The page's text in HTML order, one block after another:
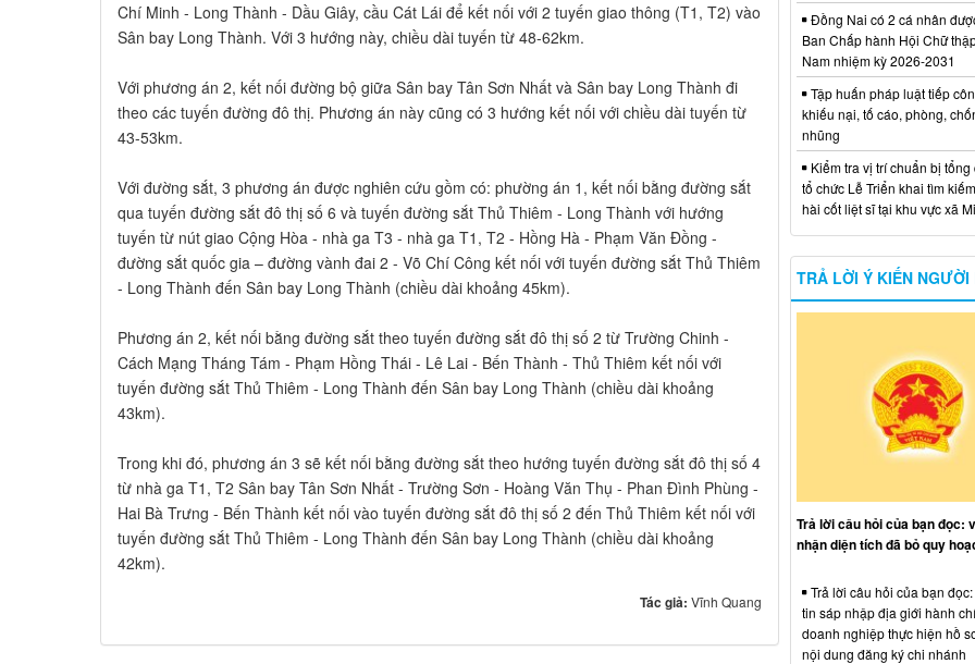
Chí Minh - Long Thành - Dầu Giây, cầu Cát Lái để kết nối với 2 tuyến giao thông (T1, T2) vào
Sân bay Long Thành. Với 3 hướng này, chiều dài tuyến từ 48-62km.
Với phương án 2, kết nối đường bộ giữa Sân bay Tân Sơn Nhất và Sân bay Long Thành đi
theo các tuyến đường đô thị. Phương án này cũng có 3 hướng kết nối với chiều dài tuyến từ
43-53km.
Với đường sắt, 3 phương án được nghiên cứu gồm có: phường án 1, kết nối bằng đường sắt
qua tuyến đường sắt đô thị số 6 và tuyến đường sắt Thủ Thiêm - Long Thành với hướng
tuyến từ nút giao Cộng Hòa - nhà ga T3 - nhà ga T1, T2 - Hồng Hà - Phạm Văn Đồng -
đường sắt quốc gia – đường vành đai 2 - Võ Chí Công kết nối với tuyến đường sắt Thủ Thiêm
- Long Thành đến Sân bay Long Thành (chiều dài khoảng 45km).
Phương án 2, kết nối bằng đường sắt theo tuyến đường sắt đô thị số 2 từ Trường Chinh -
Cách Mạng Tháng Tám - Phạm Hồng Thái - Lê Lai - Bến Thành - Thủ Thiêm kết nối với
tuyến đường sắt Thủ Thiêm - Long Thành đến Sân bay Long Thành (chiều dài khoảng
43km).
Trong khi đó, phương án 3 sẽ kết nối bằng đường sắt theo hướng tuyến đường sắt đô thị số 4
từ nhà ga T1, T2 Sân bay Tân Sơn Nhất - Trường Sơn - Hoàng Văn Thụ - Phan Đình Phùng -
Hai Bà Trưng - Bến Thành kết nối vào tuyến đường sắt đô thị số 2 đến Thủ Thiêm kết nối với
tuyến đường sắt Thủ Thiêm - Long Thành đến Sân bay Long Thành (chiều dài khoảng
42km).
Tác giả: Vĩnh Quang
Đồng Nai có 2 cá nhân
Ban Chấp hành Hội Chữ
Nam nhiệm kỳ 2026-2031
Tập huấn pháp luật tiếp
khiếu nại, tố cáo, phòng,
nhũng
Kiểm tra vị trí chuẩn bị tổng
tổ chức Lễ Triển khai tìm
hài cốt liệt sĩ tại khu vực xã
TRẢ LỜI Ý KIẾN NGƯỜI
Trả lời câu hỏi của bạn đọc:
nhận diện tích đã bỏ quy
Trả lời câu hỏi của bạn
tin sáp nhập địa giới hành
doanh nghiệp thực hiện hồ
nội dung đăng ký chi nhánh